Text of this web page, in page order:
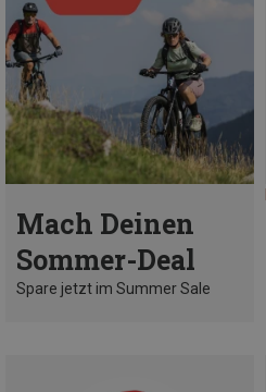
Mach Deinen
Sommer-Deal
Spare jetzt im Summer Sale